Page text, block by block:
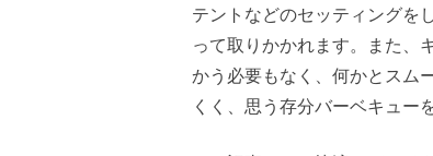
テントなどのセッティングを
って取りかかれます。また、
かう必要もなく、何かとスム
くく、思う存分バーベキュー